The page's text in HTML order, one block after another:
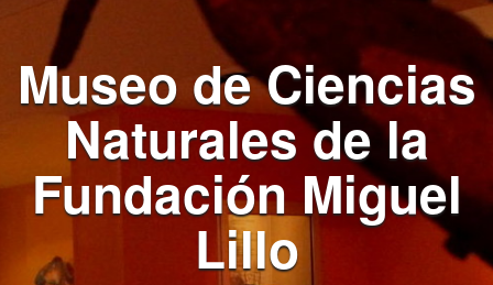
Museo de Ciencias
Naturales de la
Fundación Miguel
Lillo
FML Chatbot
🤖 ¡Hola! 👋 ¿En qué puedo ayudarte?
08:40